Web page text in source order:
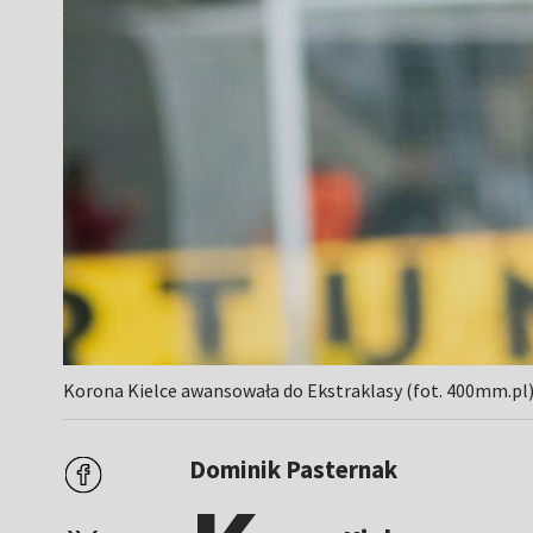
Korona Kielce awansowała do Ekstraklasy (fot.
Dominik Pasternak